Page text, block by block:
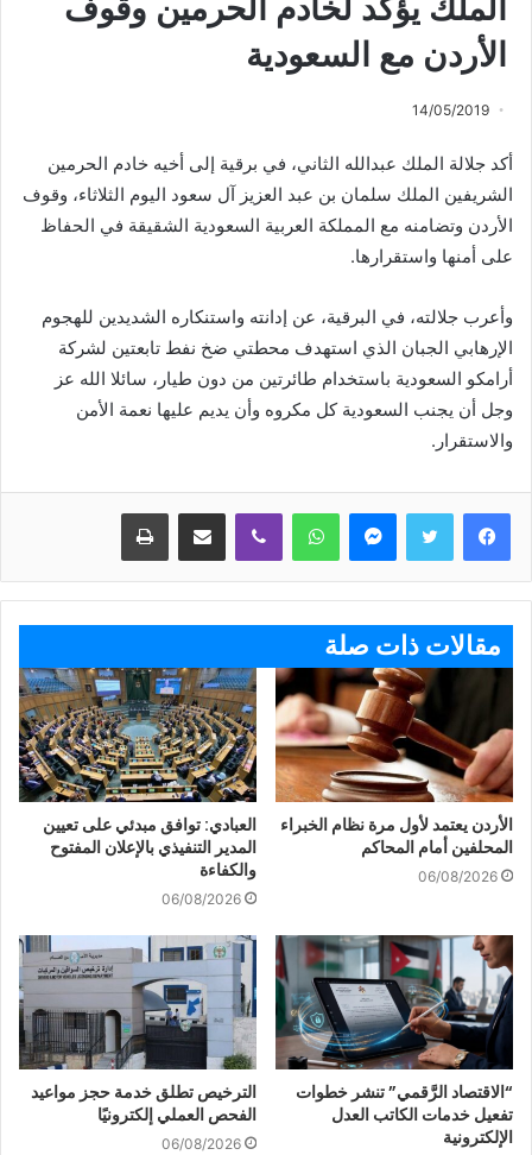
الملك يؤكد لخادم الحرمين وقوف
الأردن مع السعودية
14/05/2019
أكد جلالة الملك عبدالله الثاني، في برقية إلى أخيه خادم الحرمين
الشريفين الملك سلمان بن عبد العزيز آل سعود اليوم الثلاثاء، وقوف
الأردن وتضامنه مع المملكة العربية السعودية الشقيقة في الحفاظ
على أمنها واستقرارها.
وأعرب جلالته، في البرقية، عن إدانته واستنكاره الشديدين للهجوم
الإرهابي الجبان الذي استهدف محطتي ضخ نفط تابعتين لشركة
أرامكو السعودية باستخدام طائرتين من دون طيار، سائلا الله عز
وجل أن يجنب السعودية كل مكروه وأن يديم عليها نعمة الأمن
والاستقرار.
ماسنجر واتساب ڤايبر مشاركة عبر البريد طباعة
مقالات ذات صلة
الأردن يعتمد لأول مرة نظام الخبراء
المحلفين أمام المحاكم
06/08/2026
العبادي: توافق مبدئي على تعيين
المدير التنفيذي بالإعلان المفتوح
والكفاءة
06/08/2026
“الاقتصاد الرَّقمي” تنشر خطوات
تفعيل خدمات الكاتب العدل
الإلكترونية
الترخيص تطلق خدمة حجز مواعيد
الفحص العملي إلكترونيًا
06/08/2026